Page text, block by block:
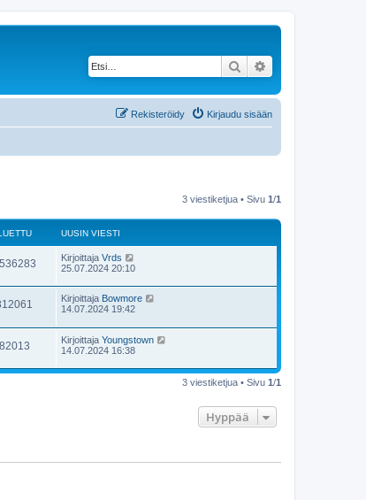
Etsi
Kirjaudu sisään
Rekisteröidy
3 viestiketjua • Sivu 1/1
UUSIN VIESTI
Kirjoittaja Vrds
25.07.2024 20:10
Kirjoittaja Bowmore
14.07.2024 19:42
82013 Kirjoittaja Youngstown
14.07.2024 16:38
3 viestiketjua • Sivu 1/1
Hyppää